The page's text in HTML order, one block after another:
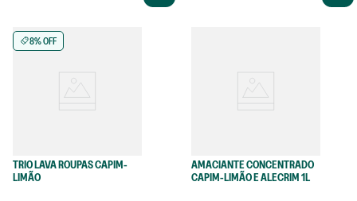
8% OFF
TRIO LAVA ROUPAS CAPIM-
LIMÃO
AMACIANTE CONCENTRADO
CAPIM-LIMÃO E ALECRIM 1L